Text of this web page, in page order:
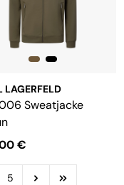
LAGERFELD
Sweatjacke
€
5